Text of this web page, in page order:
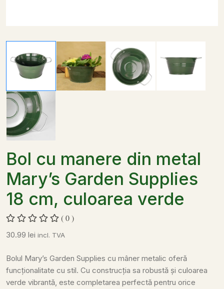
Bol cu manere din metal
Mary’s Garden Supplies
18 cm, culoarea verde
( 0 )
30.99 lei incl. TVA
Bolul Mary’s Garden Supplies cu mâner metalic oferă
funcționalitate cu stil. Cu construcția sa robustă și culoarea
verde vibrantă, este completarea perfectă pentru orice